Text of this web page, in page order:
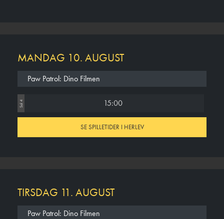
MANDAG 10. AUGUST
Paw Patrol: Dino Filmen
Sal 4 15:00
SE SPILLETIDER I HERLEV
TIRSDAG 11. AUGUST
Paw Patrol: Dino Filmen